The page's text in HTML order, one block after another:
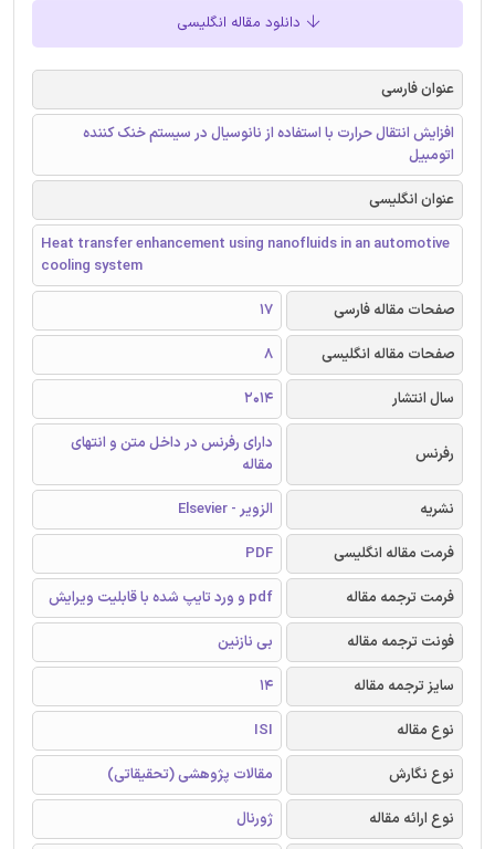
دانلود مقاله انگلیسی
عنوان فارسی
افزایش انتقال حرارت با استفاده از نانوسیال در سیستم خنک کننده
اتومبیل
عنوان انگلیسی
Heat transfer enhancement using nanofluids in an automotive
cooling system
صفحات مقاله فارسی
17
صفحات مقاله انگلیسی
8
سال انتشار
2014
رفرنس
دارای رفرنس در داخل متن و انتهای
مقاله
نشریه
الزویر - Elsevier
فرمت مقاله انگلیسی
PDF
فرمت ترجمه مقاله
pdf و ورد تایپ شده با قابلیت ویرایش
فونت ترجمه مقاله
بی نازنین
سایز ترجمه مقاله
14
نوع مقاله
ISI
نوع نگارش
مقالات پژوهشی (تحقیقاتی)
نوع ارائه مقاله
ژورنال